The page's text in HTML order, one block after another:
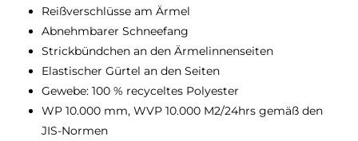
Reißverschlüsse am Ärmel
Abnehmbarer Schneefang
Strickbündchen an den Ärmelinnenseiten
Elastischer Gürtel an den Seiten
Gewebe: 100 % recyceltes Polyester
WP 10.000 mm, WVP 10.000 M2/24hrs gemäß den
JIS-Normen